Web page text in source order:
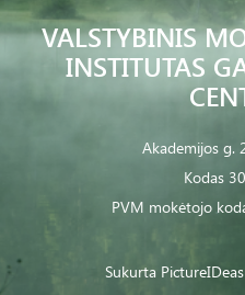
VALSTYBINIS
INSTITUTAS
Akademijos g.
Kodas
PVM mokėtojo
Sukurta PictureIDeas